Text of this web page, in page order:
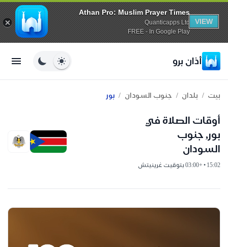
Athan Pro: Muslim Prayer Times
Quanticapps Ltd
FREE - In Google Play
VIEW
أذان برو
بيت / بلدان / جنوب السودان / بور
أوقات الصلاة في
بور, جنوب
السودان
15:02 • +03:00 بتوقيت غرينيتش